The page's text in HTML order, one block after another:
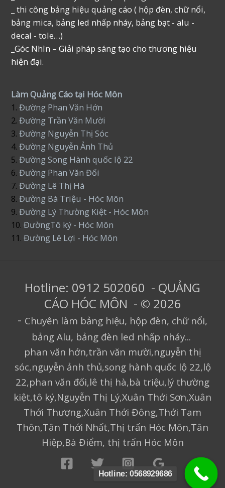
_ thi công bảng hiệu quảng cáo ( hộp đèn, chữ nổi,
bảng mica, bảng led nhấp nháy, bảng bạt - alu -
decal - tole…)
_Góc Nhìn – Giải pháp sáng tạo cho thương hiệu
hiện đại.
Làm Quảng Cáo tại Hóc Môn
1.Đường Phan Văn Hớn
2.Đường Trần Văn Mười
3.Đường Nguyễn Thị Sóc
4. Đường Nguyễn Ảnh Thủ
5.Đường Song Hành quốc lộ 22
6.Đường Phan Văn Đối
7. Đường Lê Thị Hà
8.Đường Bà Triệu - Hóc Môn
9.Đường Lý Thường Kiệt - Hóc Môn
10.ĐườngTô ký - Hóc Môn
11.Đường Lê Lợi - Hóc Môn
Hotline: 0912 502060 - QUẢNG
CÁO HÓC MÔN - © 2026
- Chuyên làm bảng hiệu, hộp đèn, chữ nổi,
bảng Alu, bảng đèn led nhấp nháy...
phan văn hớn,trần văn mười,nguyễn thị
sóc,nguyễn ảnh thủ,song hành quốc lộ 22,lộ
22,phan văn đối,lê thị hà,bà triệu,lý thường
kiệt,tô ký,Nguyễn Thị Lý,Xuân Thới Sơn,Xuân
Thới Thượng,Xuân Thới Đông,Thới Tam
Thôn,Tân Thới Nhất,Thị trấn Hóc Môn,Tân
Hiệp,Bà Điểm, thị trấn Hóc Môn
Hotline: 0568929686